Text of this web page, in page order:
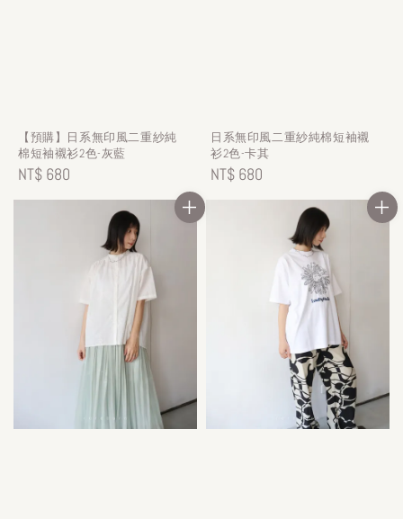
【預購】日系無印風二重紗純
棉短袖襯衫2色-灰藍
Regular
price
NT$ 680
日系無印風二重紗純棉短袖襯
衫2色-卡其
Regular
NT$ 680